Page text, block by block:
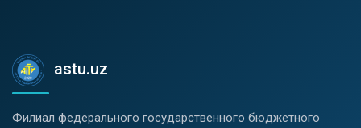
astu.uz
Филиал федерального государственного бюджетного